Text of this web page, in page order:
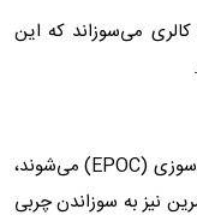
هر جلسه تمرینی کراس فیت بین ۵۰۰ تا ۱۰۰۰ کالری می‌سوزاند که این
تمرینات شدید کراس فیت باعث ایجاد اثر پس‌سوزی (EPOC) می‌شوند،
نیز به سوزاندن چربی